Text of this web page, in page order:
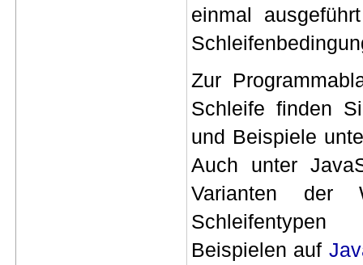
einmal
Zur
Schleife finden
und Beispiele
Auch unter
Varianten der
Beispielen auf